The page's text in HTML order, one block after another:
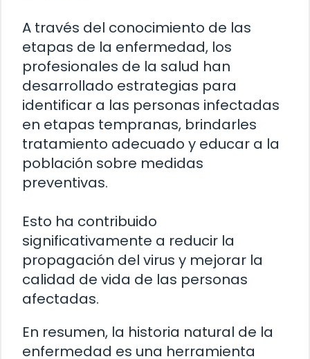
A través del conocimiento de las
etapas de la enfermedad, los
profesionales de la salud han
desarrollado estrategias para
identificar a las personas infectadas
en etapas tempranas, brindarles
tratamiento adecuado y educar a la
población sobre medidas
preventivas.
Esto ha contribuido
significativamente a reducir la
propagación del virus y mejorar la
calidad de vida de las personas
afectadas.
En resumen, la historia natural de la
enfermedad es una herramienta